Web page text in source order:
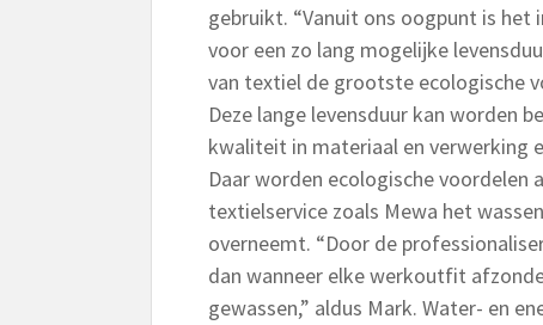
gebruikt. “Vanuit ons oogpunt is
voor een zo lang mogelijke
van textiel de grootste ecologische
Deze lange levensduur kan worden
kwaliteit in materiaal en verwerking
Daar worden ecologische
textielservice zoals Mewa het
overneemt. “Door de
dan wanneer elke werkoutfit
gewassen,” aldus Mark. Water- en